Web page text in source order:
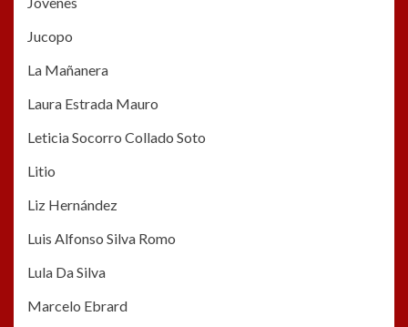
Jucopo
La Mañanera
Laura Estrada Mauro
Leticia Socorro Collado Soto
Litio
Liz Hernández
Luis Alfonso Silva Romo
Lula Da Silva
Marcelo Ebrard